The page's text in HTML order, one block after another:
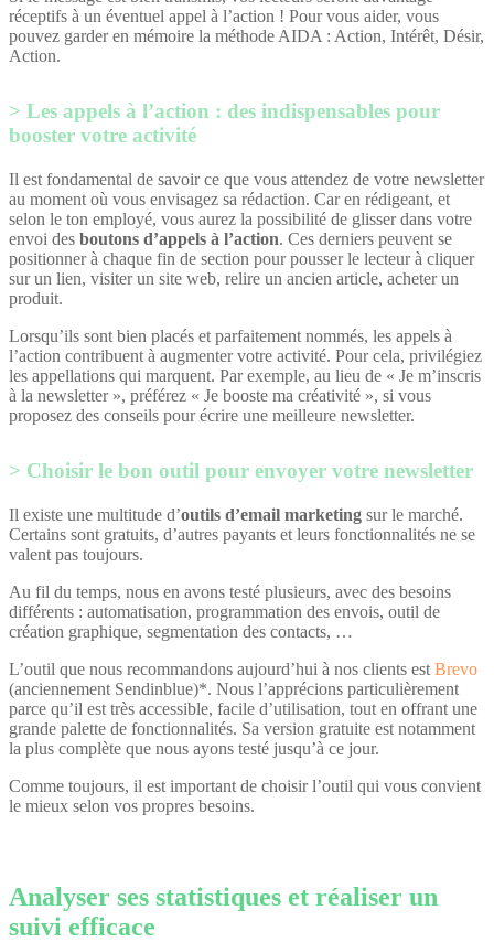
réceptifs à un éventuel appel à l’action ! Pour vous aider, vous
pouvez garder en mémoire la méthode AIDA : Action, Intérêt, Désir,
Action.
Les appels à l’action : des indispensables pour
booster votre activité
Il est fondamental de savoir ce que vous attendez de votre newsletter
au moment où vous envisagez sa rédaction. Car en rédigeant, et
selon le ton employé, vous aurez la possibilité de glisser dans votre
envoi des boutons d’appels à l’action. Ces derniers peuvent se
positionner à chaque fin de section pour pousser le lecteur à cliquer
sur un lien, visiter un site web, relire un ancien article, acheter un
produit.
Lorsqu’ils sont bien placés et parfaitement nommés, les appels à
l’action contribuent à augmenter votre activité. Pour cela, privilégiez
les appellations qui marquent. Par exemple, au lieu de « Je m’inscris
à la newsletter », préférez « Je booste ma créativité », si vous
proposez des conseils pour écrire une meilleure newsletter.
Choisir le bon outil pour envoyer votre newsletter
Il existe une multitude d’outils d’email marketing sur le marché.
Certains sont gratuits, d’autres payants et leurs fonctionnalités ne se
valent pas toujours.
Au fil du temps, nous en avons testé plusieurs, avec des besoins
différents : automatisation, programmation des envois, outil de
création graphique, segmentation des contacts, …
L’outil que nous recommandons aujourd’hui à nos clients est Brevo
(anciennement Sendinblue)*. Nous l’apprécions particulièrement
parce qu’il est très accessible, facile d’utilisation, tout en offrant une
grande palette de fonctionnalités. Sa version gratuite est notamment
la plus complète que nous ayons testé jusqu’à ce jour.
Comme toujours, il est important de choisir l’outil qui vous convient
le mieux selon vos propres besoins.
Analyser ses statistiques et réaliser un
suivi efficace